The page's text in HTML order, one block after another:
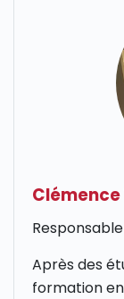
Après des
formation